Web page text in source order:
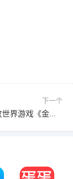
下一个
武侠开放世界游戏《金庸群侠传》官宣！